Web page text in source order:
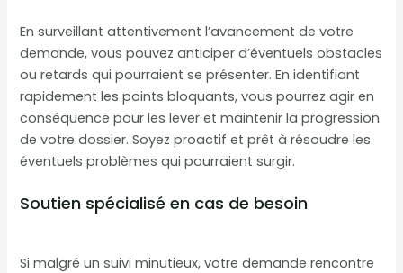
En surveillant attentivement l’avancement de votre
demande, vous pouvez anticiper d’éventuels obstacles
ou retards qui pourraient se présenter. En identifiant
rapidement les points bloquants, vous pourrez agir en
conséquence pour les lever et maintenir la progression
de votre dossier. Soyez proactif et prêt à résoudre les
éventuels problèmes qui pourraient surgir.
Soutien spécialisé en cas de besoin
Si malgré un suivi minutieux, votre demande rencontre